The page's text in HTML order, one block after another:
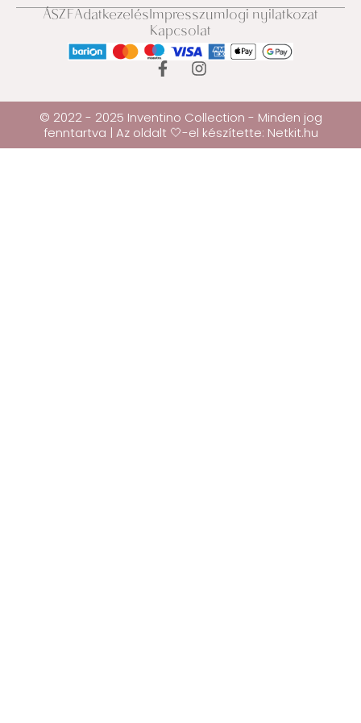
ÁSZFAdatkezelésImpresszumJogi nyilatkozat
Kapcsolat
© 2022 - 2025 Inventino Collection - Minden jog
fenntartva | Az oldalt 🤍-el készítette: Netkit.hu